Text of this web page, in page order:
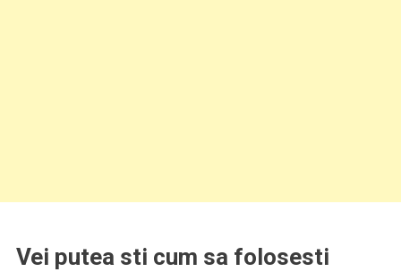
Vei putea sti cum sa folosesti